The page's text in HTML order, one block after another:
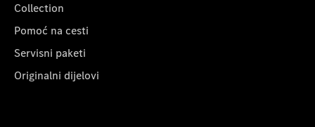
Collection
Pomoć na cesti
Servisni paketi
Originalni dijelovi